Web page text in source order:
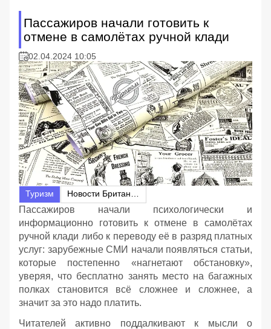
Пассажиров начали готовить к
отмене в самолётах ручной клади
02.04.2024 10:05
Туризм
Пассажиров начали психологически и
информационно готовить к отмене в самолётах
ручной клади либо к переводу её в разряд платных
услуг: зарубежные СМИ начали появляться статьи,
которые постепенно «нагнетают обстановку»,
уверяя, что бесплатно занять место на багажных
полках становится всё сложнее и сложнее, а
значит за это надо платить.
Читателей активно поддалкивают к мысли о